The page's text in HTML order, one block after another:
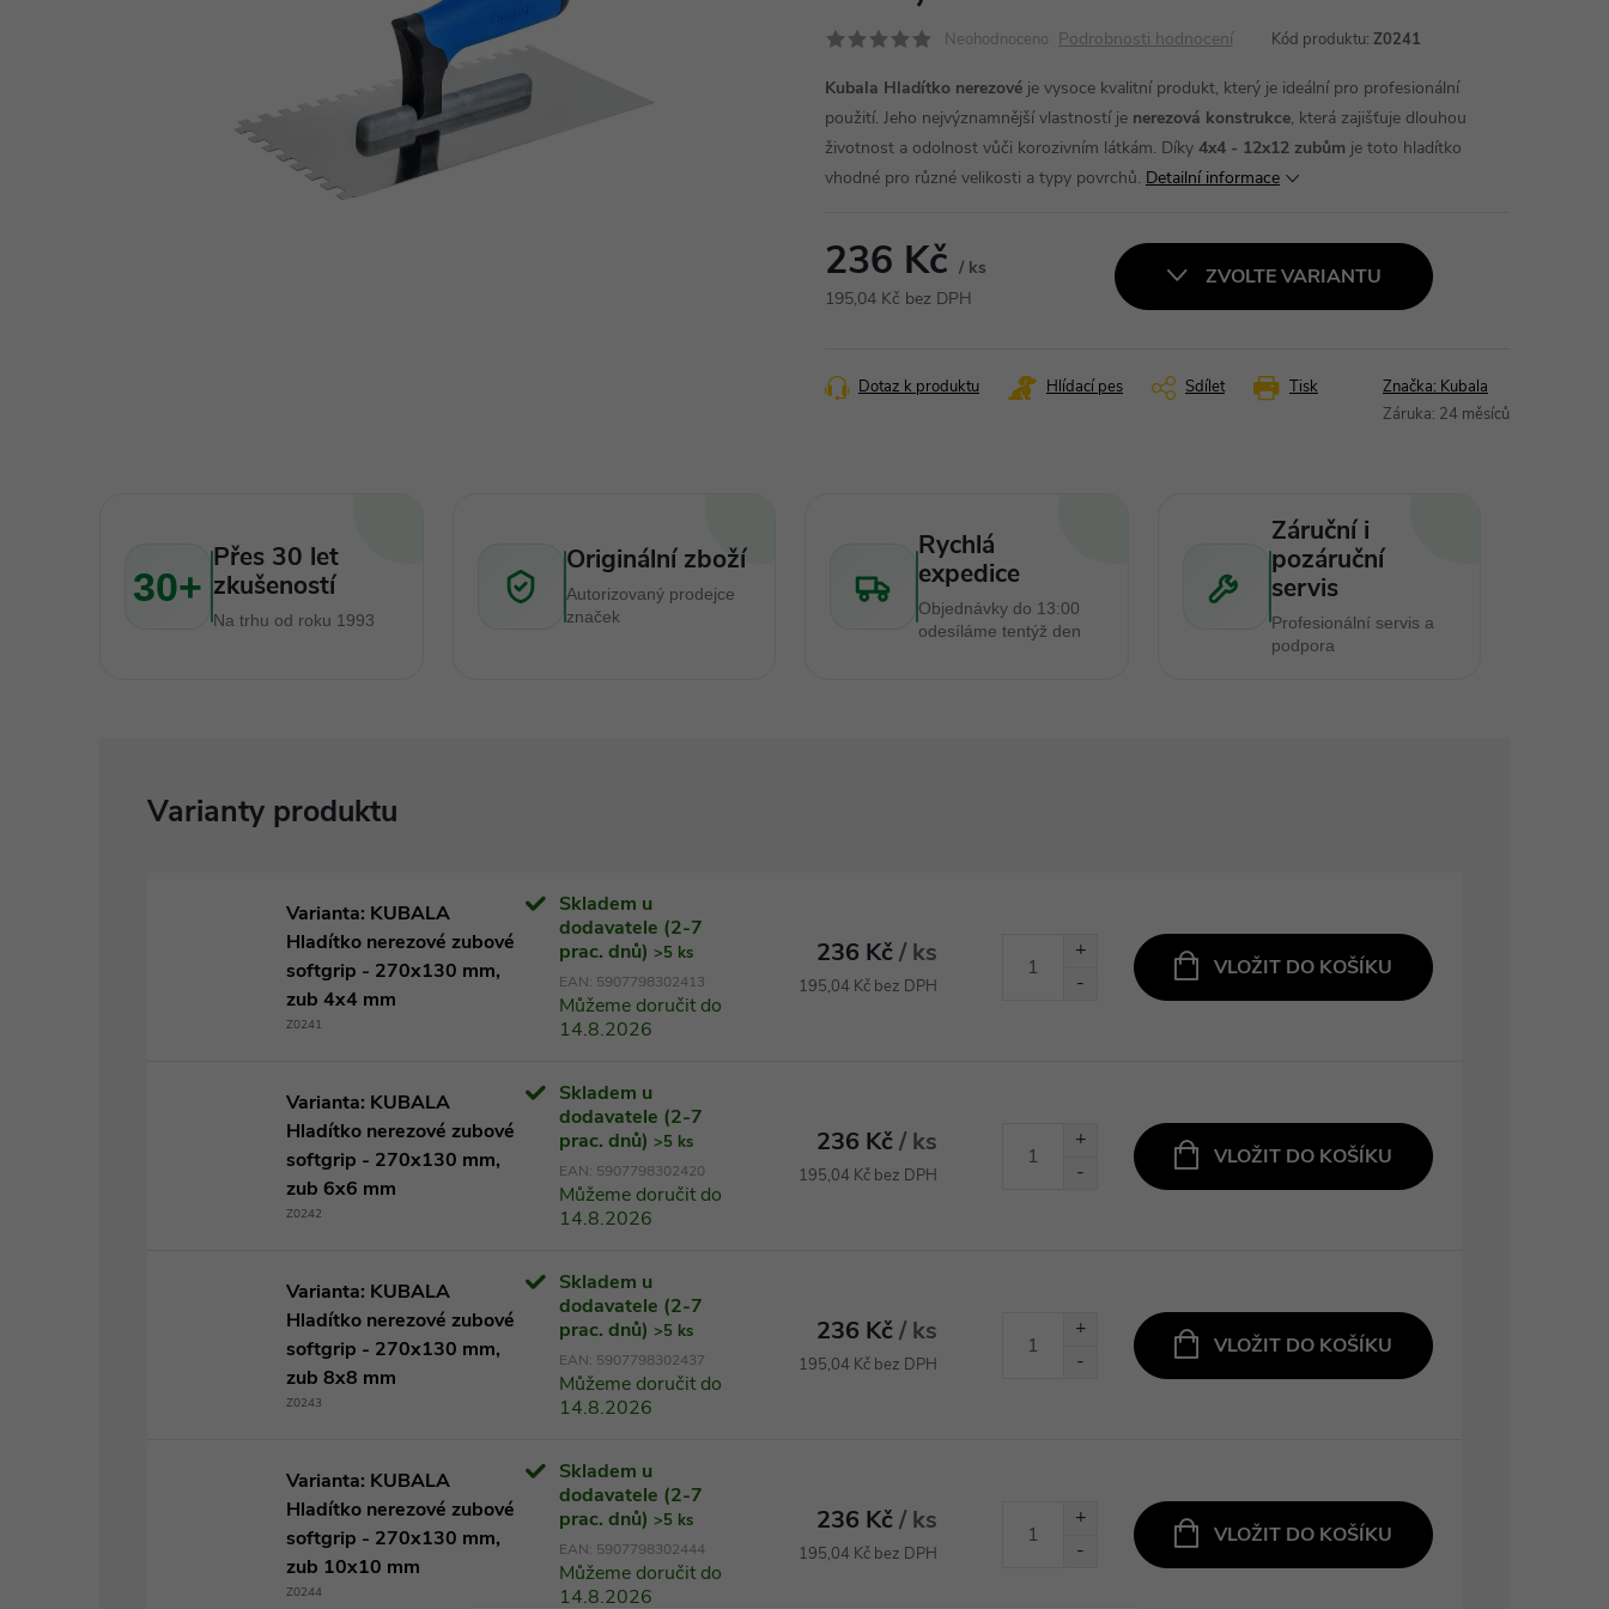
Neohodnoceno Podrobnosti hodnocení Kód produktu: Z0241
Kubala Hladítko nerezové je vysoce kvalitní produkt, který je ideální pro profesionální
použití. Jeho nejvýznamnější vlastností je nerezová konstrukce, která zajišťuje dlouhou
životnost a odolnost vůči korozivním látkám. Díky 4x4 - 12x12 zubům je toto hladítko
vhodné pro různé velikosti a typy povrchů. Detailní informace
236 Kč / ks
195,04 Kč bez DPH
ZVOLTE VARIANTU
Tisk
Dotaz k produktu Hlídací pes Sdílet Značka: Kubala
Záruka: 24 měsíců
30+
Přes 30 let
zkušeností
Na trhu od roku 1993
Originální zboží
Autorizovaný prodejce
značek
Rychlá
expedice
Objednávky do 13:00
odesíláme tentýž den
Záruční i
pozáruční
servis
Profesionální servis a
podpora
Varianta: KUBALA
Hladítko nerezové zubové
softgrip - 270x130 mm,
zub 4x4 mm
Z0241
Skladem u
dodavatele (2-7
prac. dnů)>5 ks
EAN: 5907798302413
Můžeme doručit do
14.8.2026
236 Kč/ ks
195,04 Kč bez DPH
VLOŽIT DO KOŠÍKU
Varianta: KUBALA
Hladítko nerezové zubové
softgrip - 270x130 mm,
zub 6x6 mm
Z0242
Skladem u
dodavatele (2-7
prac. dnů)>5 ks
EAN: 5907798302420
Můžeme doručit do
14.8.2026
236 Kč/ ks
195,04 Kč bez DPH
VLOŽIT DO KOŠÍKU
Varianta: KUBALA
Hladítko nerezové zubové
softgrip - 270x130 mm,
zub 8x8 mm
Z0243
Skladem u
dodavatele (2-7
prac. dnů)>5 ks
EAN: 5907798302437
Můžeme doručit do
14.8.2026
236 Kč/ ks
195,04 Kč bez DPH
VLOŽIT DO KOŠÍKU
Varianta: KUBALA
Hladítko nerezové zubové
softgrip - 270x130 mm,
zub 10x10 mm
Z0244
Skladem u
dodavatele (2-7
prac. dnů)>5 ks
EAN: 5907798302444
Můžeme doručit do
14.8.2026
236 Kč/ ks
195,04 Kč bez DPH
VLOŽIT DO KOŠÍKU